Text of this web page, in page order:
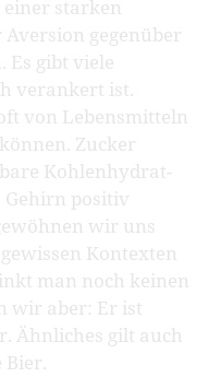
starken
gegenüber
Es gibt viele
verankert ist.
von Lebensmitteln
Zucker
Kohlenhydrat-
Gehirn positiv
wir uns
Kontexten
man noch keinen
wir aber: Er ist
Ähnliches gilt auch